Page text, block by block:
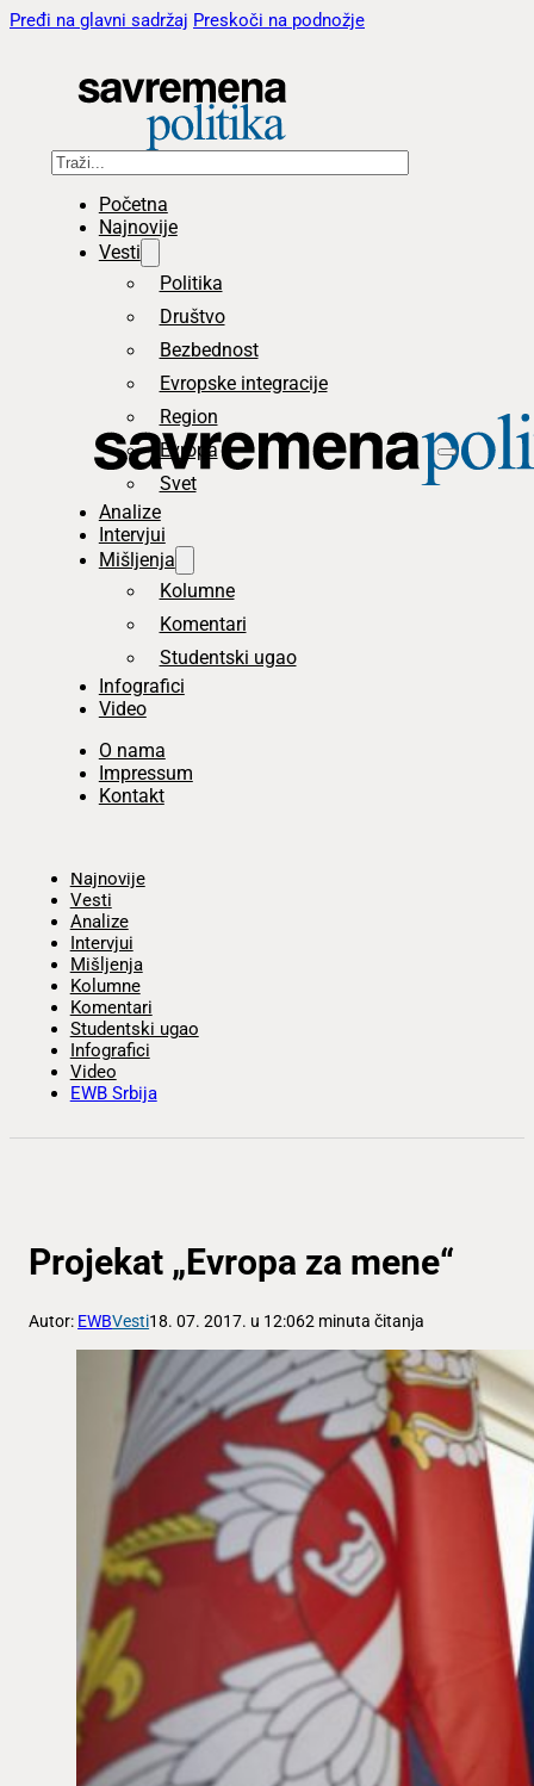
Pređi na glavni sadržaj Preskoči na podnožje
Pretraga
Početna
Najnovije
Vesti
Politika
Društvo
Bezbednost
Evropske integracije
Region
Evropa
Svet
Analize
Intervjui
Mišljenja
Kolumne
Komentari
Studentski ugao
Infografici
Video
O nama
Impressum
Kontakt
Najnovije
Vesti
Analize
Intervjui
Mišljenja
Kolumne
Komentari
Studentski ugao
Infografici
Video
EWB Srbija
Projekat „Evropa za mene“
Autor: EWBVesti18. 07. 2017. u 12:062 minuta čitanja